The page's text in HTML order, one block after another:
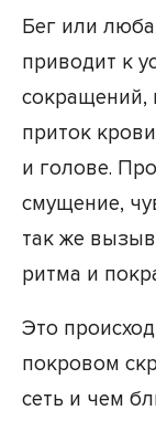
Бег или
приводит к
сокращений,
приток
и голове.
смущение,
так же
ритма и
Это
покровом
сеть и чем